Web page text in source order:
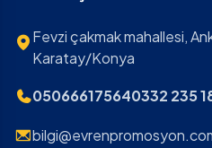
Fevzi çakmak mahallesi,
Karatay/Konya
050666175640332 235